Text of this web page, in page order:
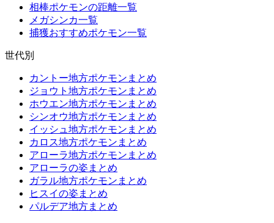
相棒ポケモンの距離一覧
メガシンカ一覧
捕獲おすすめポケモン一覧
世代別
カントー地方ポケモンまとめ
ジョウト地方ポケモンまとめ
ホウエン地方ポケモンまとめ
シンオウ地方ポケモンまとめ
イッシュ地方ポケモンまとめ
カロス地方ポケモンまとめ
アローラ地方ポケモンまとめ
アローラの姿まとめ
ガラル地方ポケモンまとめ
ヒスイの姿まとめ
パルデア地方まとめ